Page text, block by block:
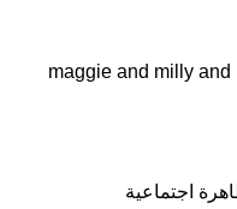
اجتماعية